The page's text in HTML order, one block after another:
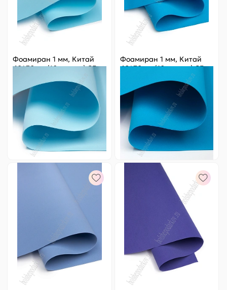
Фоамиран 1 мм, Китай
60*70 см (10 листов) SF-
Цена за 24.8 ₽
Артикул: 805-181
248 ₽
Оптовая
+
Фоамиран 1 мм, Китай
60*70 см (10 листов) SF-
5822, бирюзовый №1063
Цена за 24.8 ₽
Артикул: 805-182
248 ₽
Оптовая
- +